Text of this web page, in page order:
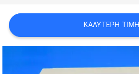
ΑΠΌΣΠΑΣΜΑ
SITEMAP
ΚΑΛΎΤΕΡΗ ΤΙΜΉ